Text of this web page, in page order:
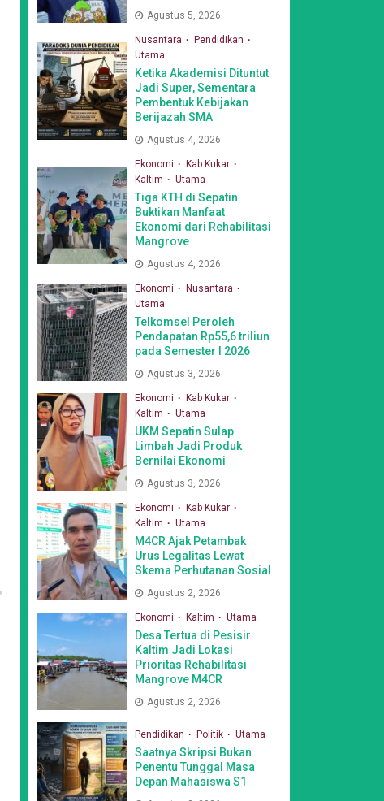
Agustus 5, 2026
Nusantara
Pendidikan
Utama
Ketika Akademisi Dituntut
Jadi Super, Sementara
Pembentuk Kebijakan
Berijazah SMA
Agustus 4, 2026
Ekonomi
Kab Kukar
Kaltim
Utama
Tiga KTH di Sepatin
Buktikan Manfaat
Ekonomi dari Rehabilitasi
Mangrove
Agustus 4, 2026
Ekonomi
Nusantara
Utama
Telkomsel Peroleh
Pendapatan Rp55,6 triliun
pada Semester I 2026
Agustus 3, 2026
Ekonomi
Kab Kukar
Kaltim
Utama
UKM Sepatin Sulap
Limbah Jadi Produk
Bernilai Ekonomi
Agustus 3, 2026
Ekonomi
Kab Kukar
Kaltim
Utama
M4CR Ajak Petambak
Urus Legalitas Lewat
Skema Perhutanan Sosial
Agustus 2, 2026
Ekonomi Kaltim Utama
Desa Tertua di Pesisir
Kaltim Jadi Lokasi
Prioritas Rehabilitasi
Mangrove M4CR
Agustus 2, 2026
Pendidikan Politik Utama
Saatnya Skripsi Bukan
Penentu Tunggal Masa
Depan Mahasiswa S1